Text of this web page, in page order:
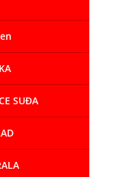
SUĐA